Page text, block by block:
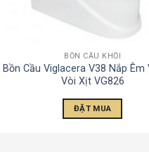
BỒN CẦU KHỐI
Bồn Cầu Viglacera V38 Nắp Êm
Vòi Xịt VG826
ĐẶT MUA